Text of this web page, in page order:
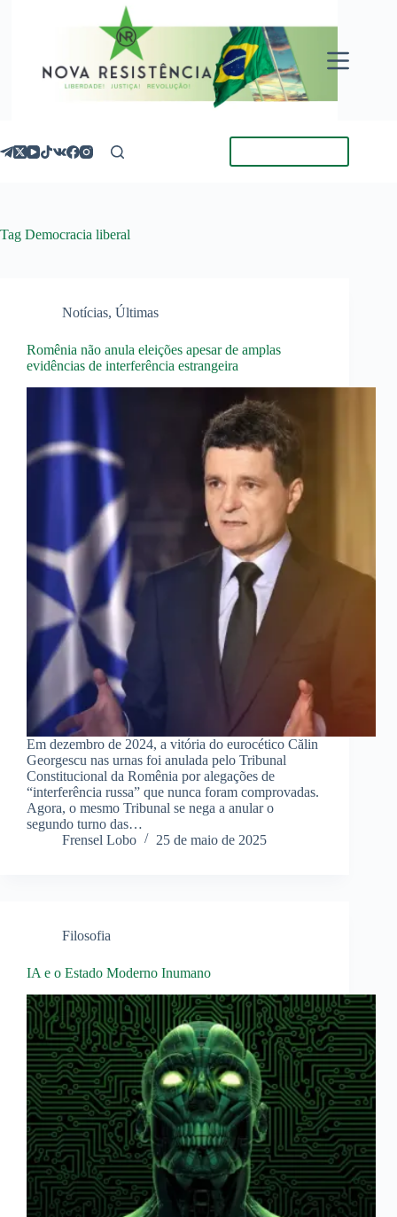
Tag Democracia liberal
Notícias, Últimas
Romênia não anula eleições apesar de amplas
evidências de interferência estrangeira
Em dezembro de 2024, a vitória do eurocético Călin
Georgescu nas urnas foi anulada pelo Tribunal
Constitucional da Romênia por alegações de
“interferência russa” que nunca foram comprovadas.
Agora, o mesmo Tribunal se nega a anular o
segundo turno das…
Frensel Lobo
25 de maio de 2025
Filosofia
IA e o Estado Moderno Inumano